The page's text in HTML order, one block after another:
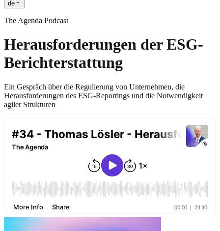
de
The Agenda Podcast
Herausforderungen der ESG-
Berichterstattung
Ein Gespräch über die Regulierung von Unternehmen, die
Herausforderungen des ESG-Reportings und die Notwendigkeit
agiler Strukturen